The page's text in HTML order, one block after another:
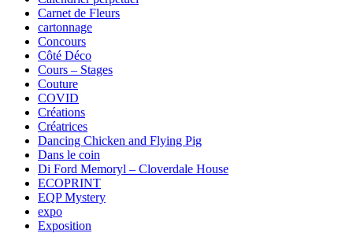
Carnet de Fleurs
cartonnage
Concours
Côté Déco
Cours – Stages
Couture
COVID
Créations
Créatrices
Dancing Chicken and Flying Pig
Dans le coin
Di Ford Memoryl – Cloverdale House
ECOPRINT
EQP Mystery
expo
Exposition